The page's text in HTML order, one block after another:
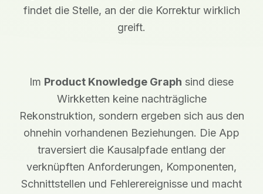
findet die Stelle, an der die Korrektur wirklich
greift.
Im Product Knowledge Graph sind diese
Wirkketten keine nachträgliche
Rekonstruktion, sondern ergeben sich aus den
ohnehin vorhandenen Beziehungen. Die App
traversiert die Kausalpfade entlang der
verknüpften Anforderungen, Komponenten,
Schnittstellen und Fehlerereignisse und macht